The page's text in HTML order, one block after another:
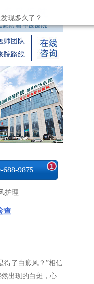
师团队
院路线
688-9875 1
护理
查
得了白癜风？”相信
出现的白斑，心
现多久了？